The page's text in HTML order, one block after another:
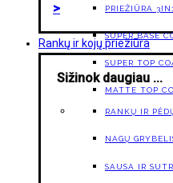
PRIEŽIŪRA 3IN1
SUPER BASE
SUPER TOP
MATTE TOP
>
Rankų ir kojų priežiūra
Sižinok daugiau ...
RANKŲ IR
NAGŲ
SAUSA IR